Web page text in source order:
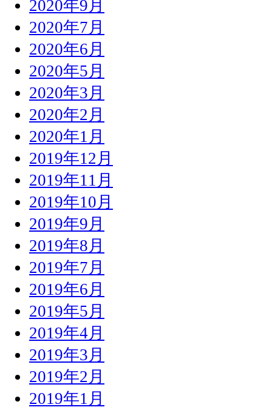
2020年9月
2020年7月
2020年6月
2020年5月
2020年3月
2020年2月
2020年1月
2019年12月
2019年11月
2019年10月
2019年9月
2019年8月
2019年7月
2019年6月
2019年5月
2019年4月
2019年3月
2019年2月
2019年1月